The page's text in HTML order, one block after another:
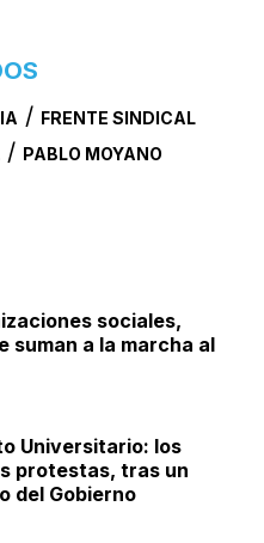
/ FRENTE SINDICAL
/ PABLO MOYANO
sociales,
suman a la marcha al
Universitario: los
protestas, tras un
del Gobierno